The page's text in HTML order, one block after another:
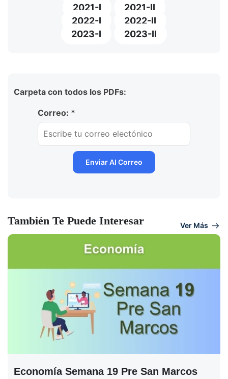
2021-I
2021-II
2022-I
2022-II
2023-I
2023-II
Carpeta con todos los PDFs:
Correo: *
También Te Puede Interesar Ver Más
Economía Semana 19 Pre San Marcos